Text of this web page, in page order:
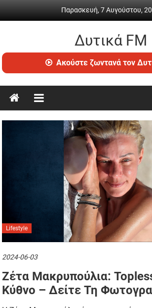
Παρασκευή, 7 Αυγούστου,
Δυτικά FM
Ραδιόφωνο
•
ενημέρωση
Ακούστε ζωντανά τον
Lifestyle
2024-06-03
Ζέτα Μακρυπούλια:
Κύθνο – Δείτε Τη